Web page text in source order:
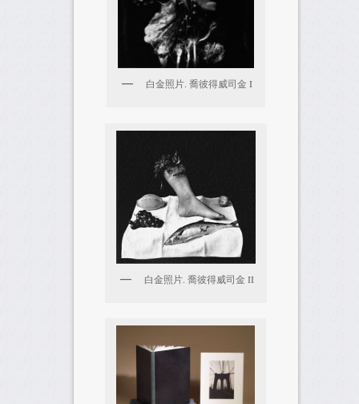
白金照片. 喬彼得威司金 I
白金照片. 喬彼得威司金 II